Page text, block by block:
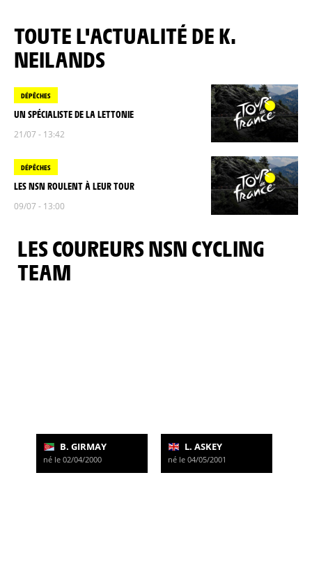
TOUTE L'ACTUALITÉ DE K.
NEILANDS
DÉPÊCHES
UN SPÉCIALISTE DE LA LETTONIE
21/07 - 13:42
DÉPÊCHES
LES NSN ROULENT À LEUR TOUR
09/07 - 13:00
LES COUREURS NSN CYCLING
TEAM
B. GIRMAY
né le 02/04/2000
L. ASKEY
né le 04/05/2001